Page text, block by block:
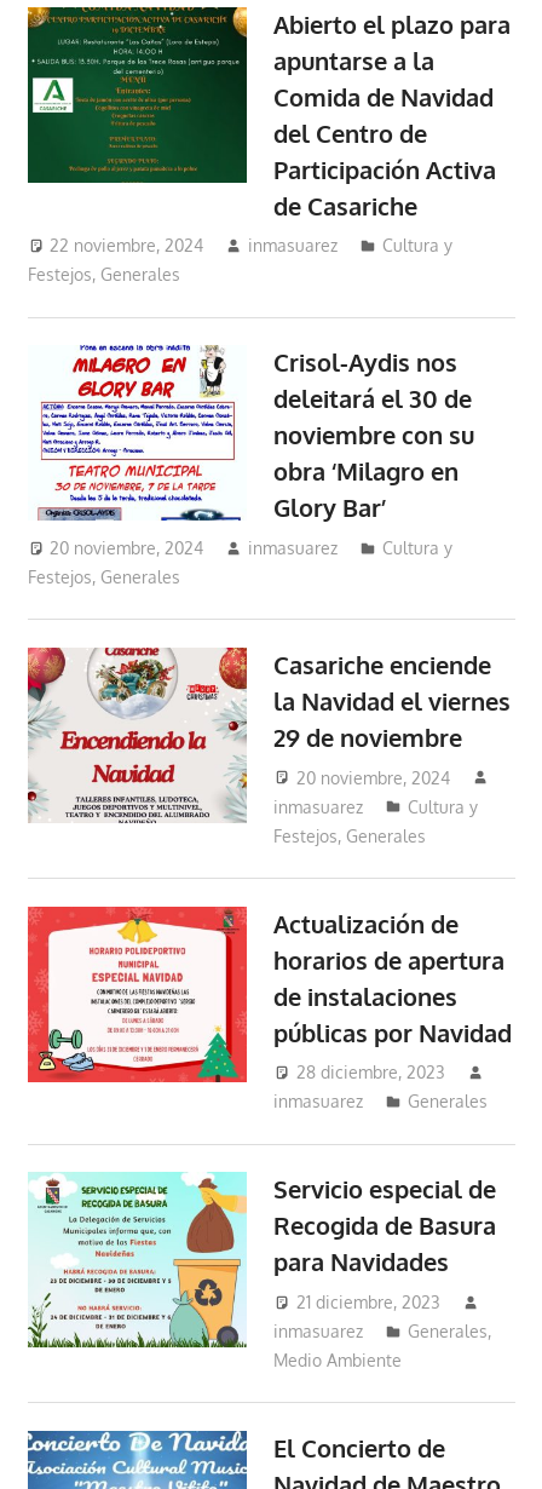
Abierto el plazo para
apuntarse a la
Comida de Navidad
del Centro de
Participación Activa
de Casariche
22 noviembre, 2024 inmasuarez
Cultura y
Festejos, Generales
Crisol-Aydis nos
deleitará el 30 de
noviembre con su
obra ‘Milagro en
Glory Bar’
20 noviembre, 2024 inmasuarez
Cultura y
Festejos, Generales
Casariche enciende
la Navidad el viernes
29 de noviembre
20 noviembre, 2024
inmasuarez
Cultura y
Festejos, Generales
Actualización de
horarios de apertura
de instalaciones
públicas por Navidad
28 diciembre, 2023
inmasuarez
Generales
Servicio especial de
Recogida de Basura
para Navidades
21 diciembre, 2023
inmasuarez
Generales,
Medio Ambiente
El Concierto de